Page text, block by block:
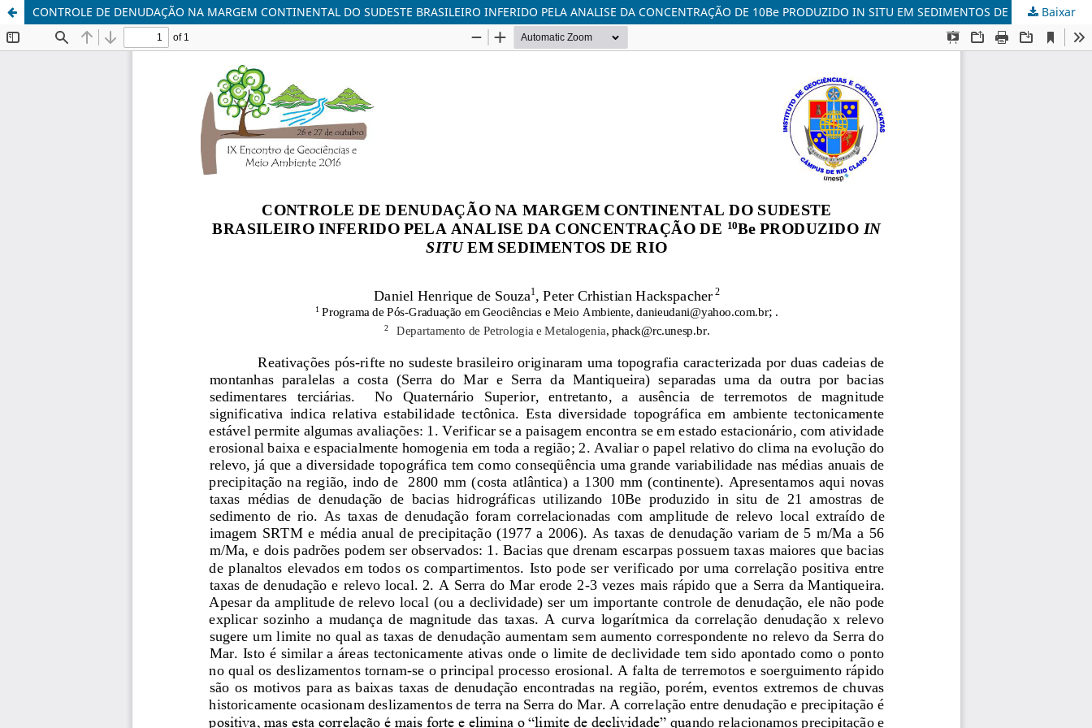
CONTROLE DE DENUDAÇÃO NA MARGEM CONTINENTAL DO SUDESTE BRASILEIRO INFERIDO PELA ANALISE DA CONCENTRAÇÃO DE 10Be PRODUZIDO IN SITU EM SEDIMENTOS DE RIO Baixar